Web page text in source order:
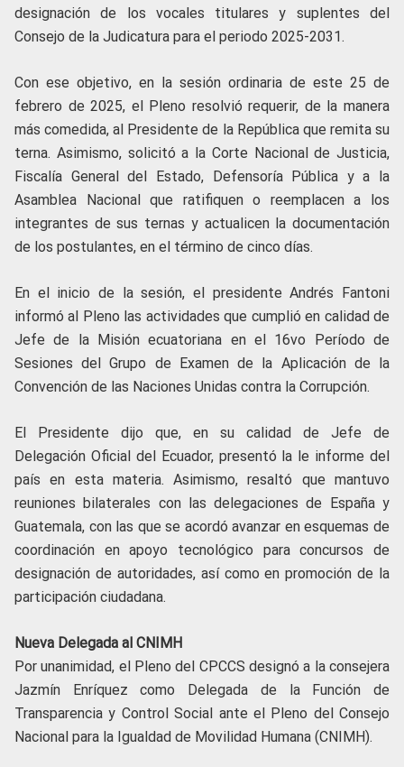
designación de los vocales titulares y suplentes del
Consejo de la Judicatura para el periodo 2025-2031.
Con ese objetivo, en la sesión ordinaria de este 25 de
febrero de 2025, el Pleno resolvió requerir, de la manera
más comedida, al Presidente de la República que remita su
terna. Asimismo, solicitó a la Corte Nacional de Justicia,
Fiscalía General del Estado, Defensoría Pública y a la
Asamblea Nacional que ratifiquen o reemplacen a los
integrantes de sus ternas y actualicen la documentación
de los postulantes, en el término de cinco días.
En el inicio de la sesión, el presidente Andrés Fantoni
informó al Pleno las actividades que cumplió en calidad de
Jefe de la Misión ecuatoriana en el 16vo Período de
Sesiones del Grupo de Examen de la Aplicación de la
Convención de las Naciones Unidas contra la Corrupción.
El Presidente dijo que, en su calidad de Jefe de
Delegación Oficial del Ecuador, presentó la le informe del
país en esta materia. Asimismo, resaltó que mantuvo
reuniones bilaterales con las delegaciones de España y
Guatemala, con las que se acordó avanzar en esquemas de
coordinación en apoyo tecnológico para concursos de
designación de autoridades, así como en promoción de la
participación ciudadana.
Nueva Delegada al CNIMH
Por unanimidad, el Pleno del CPCCS designó a la consejera
Jazmín Enríquez como Delegada de la Función de
Transparencia y Control Social ante el Pleno del Consejo
Nacional para la Igualdad de Movilidad Humana (CNIMH).